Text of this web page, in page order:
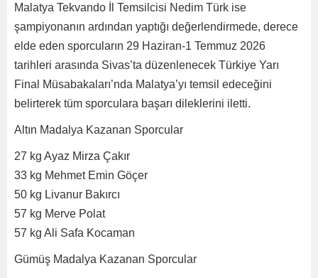
Malatya Tekvando İl Temsilcisi Nedim Türk ise
şampiyonanın ardından yaptığı değerlendirmede, derece
elde eden sporcuların 29 Haziran-1 Temmuz 2026
tarihleri arasında Sivas’ta düzenlenecek Türkiye Yarı
Final Müsabakaları’nda Malatya’yı temsil edeceğini
belirterek tüm sporculara başarı dileklerini iletti.
Altın Madalya Kazanan Sporcular
27 kg Ayaz Mirza Çakır
33 kg Mehmet Emin Göçer
50 kg Livanur Bakırcı
57 kg Merve Polat
57 kg Ali Safa Kocaman
Gümüş Madalya Kazanan Sporcular